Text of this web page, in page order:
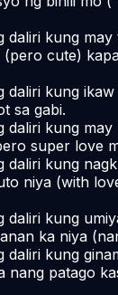
daliri kung
cute)
daliri kung
sa gabi.
daliri kung may
super love
daliri kung
niya (with
daliri kung
ka niya
daliri kung
nang patago